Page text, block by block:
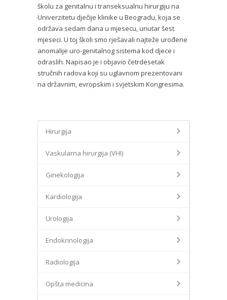
školu za genitalnu i transeksualnu hirurgiju na
Univerzitetu dječije klinike u Beogradu, koja se
održava sedam dana u mjesecu, unutar šest
mjeseci. U toj školi smo rješavali najteže urođene
anomalije uro-genitalnog sistema kod djece i
odraslih. Napisao je i objavio četrdesetak
stručnih radova koji su uglavnom prezentovani
na državnim, evropskim i svjetskim Kongresima.
Hirurgija
Vaskularna hirurgija (VHI)
Ginekologija
Kardiologija
Urologija
Endokrinologija
Radiologija
Opšta medicina